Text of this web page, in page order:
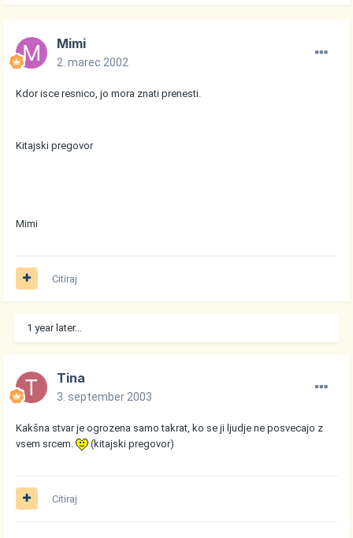
Mimi
2. marec 2002
Kdor isce resnico, jo mora znati prenesti.
Kitajski pregovor
Mimi
Citiraj
1 year later...
Tina
3. september 2003
Kakšna stvar je ogrozena samo takrat, ko se ji ljudje ne posvecajo z
vsem srcem.
(kitajski pregovor)
Citiraj